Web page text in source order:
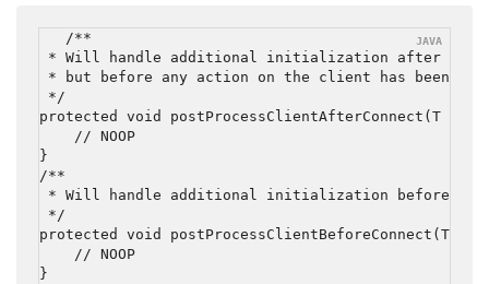
/**
* Will handle additional initialization after
* but before any action on the client has been
*/
protected void postProcessClientAfterConnect(T t)
    // NOOP
}
/**
* Will handle additional initialization before
*/
protected void postProcessClientBeforeConnect(T
    // NOOP
}